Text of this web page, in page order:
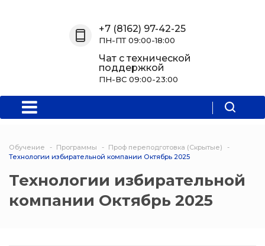
Программы
Мероприятия
Информация
+7 (8162) 97-42-25
ПН-ПТ 09:00-18:00
Чат с технической
поддержкой
ПН-ВС 09:00-23:00
Обучение Программы
Проф переподготовка (Скрытые)
Технологии избирательной компании Октябрь 2025
Технологии избирательной
компании Октябрь 2025